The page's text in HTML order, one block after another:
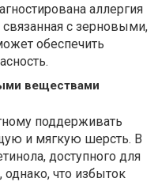
аллергия
с зерновыми,
обеспечить
веществами
поддерживать
и мягкую шерсть. В
доступного для
что избыток